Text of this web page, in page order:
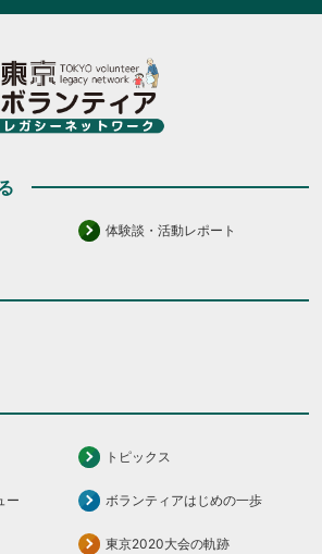
体験談・活動レポート
トピックス
ー ボランティアはじめの一歩
東京2020大会の軌跡